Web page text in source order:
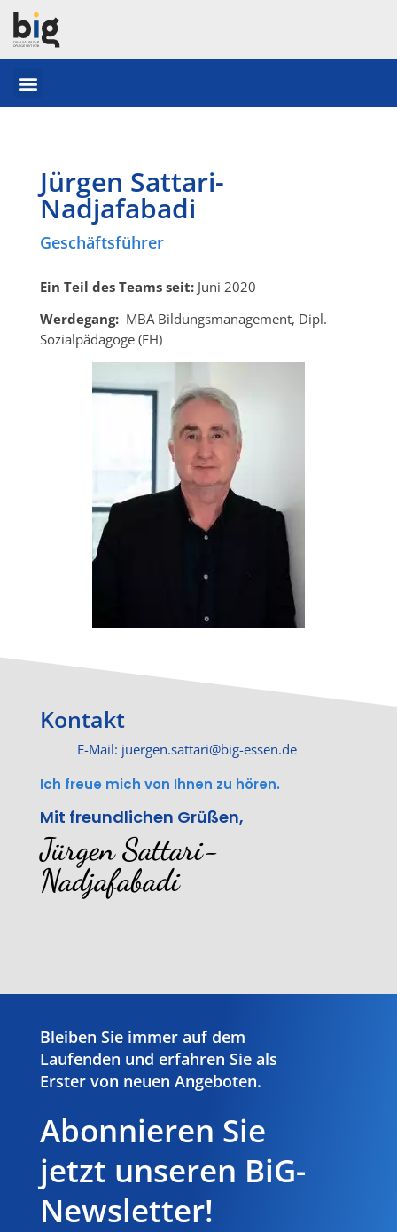
Jürgen Sattari-
Nadjafabadi
Geschäftsführer
Ein Teil des Teams seit: Juni 2020
Werdegang:MBA Bildungsmanagement, Dipl.
Sozialpädagoge (FH)
Kontakt
E-Mail: juergen.sattari@big-essen.de
Ich freue mich von Ihnen zu hören.
Mit freundlichen Grüßen,
Jürgen Sattari-
Nadjafabadi
Bleiben Sie immer auf dem
Laufenden und erfahren Sie als
Erster von neuen Angeboten.
Abonnieren Sie
jetzt unseren BiG-
Newsletter!